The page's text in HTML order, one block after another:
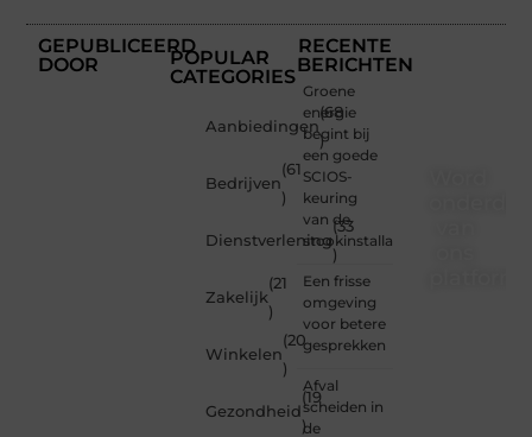
GEPUBLICEERD
DOOR
POPULAR
CATEGORIES
Aanbiedingen
(68
)
Bedrijven
(61
)
Dienstverlening
(33
)
Zakelijk
(21
)
Winkelen
(20
)
Gezondheid
(19
)
RECENTE
BERICHTEN
Groene
energie
begint bij
een goede
SCIOS-
keuring
van de
stookinstallatie
Een frisse
omgeving
voor betere
gesprekken
Afval
scheiden in
de